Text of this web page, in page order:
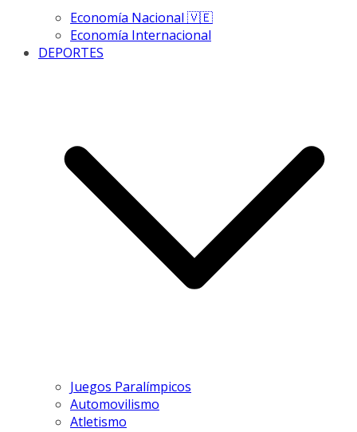
Economía Nacional 🇻🇪
Economía Internacional
DEPORTES
Juegos Paralímpicos
Automovilismo
Atletismo